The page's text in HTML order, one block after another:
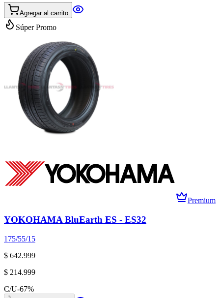
Agregar al carrito
Súper Promo
Premium
YOKOHAMA BluEarth ES - ES32
175/55/15
$ 642.999
$ 214.999
C/U-67%